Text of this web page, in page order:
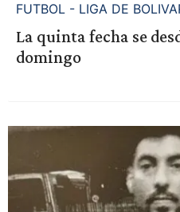
FUTBOL - LIGA DE
La quinta fecha se
domingo